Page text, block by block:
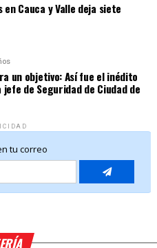
Cauca y Valle deja siete
un objetivo: Así fue el inédito
de Seguridad de Ciudad de